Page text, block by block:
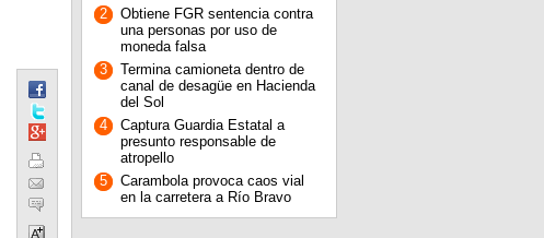
2
Obtiene FGR sentencia contra
una personas por uso de
moneda falsa
3
Termina camioneta dentro de
canal de desagüe en Hacienda
del Sol
4
Captura Guardia Estatal a
presunto responsable de
atropello
5
Carambola provoca caos vial
en la carretera a Río Bravo